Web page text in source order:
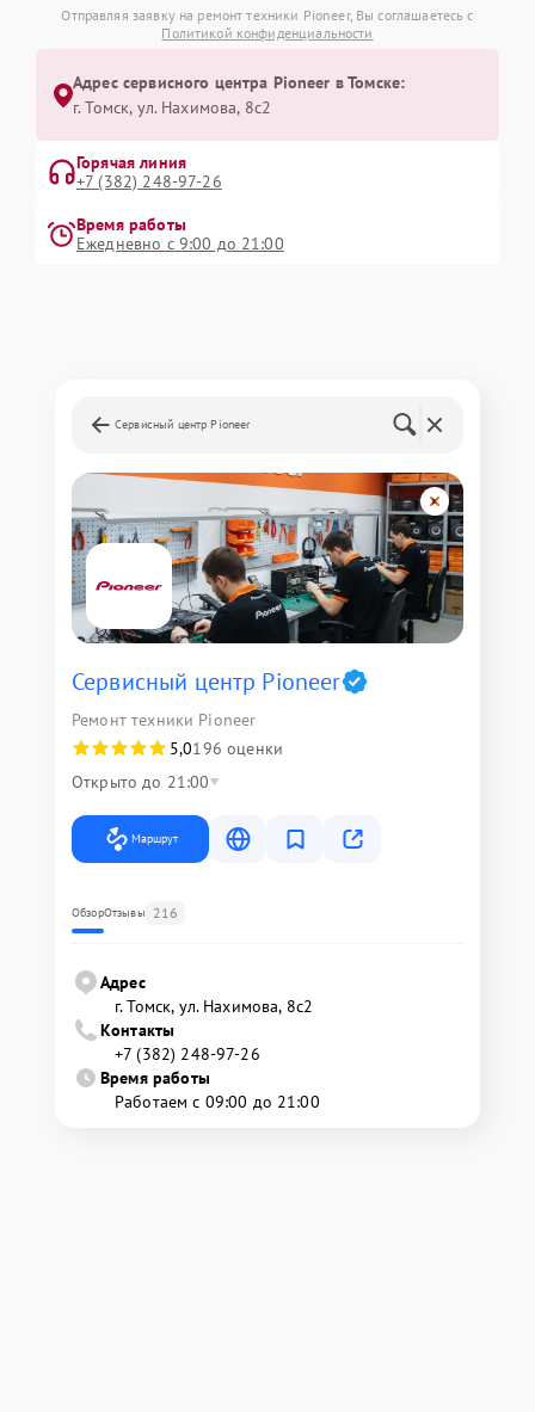
Отправляя заявку на ремонт техники Pioneer, Вы соглашаетесь с
Политикой конфиденциальности
Адрес сервисного центра Pioneer в Томске:
г. Томск, ул. Нахимова, 8с2
Горячая линия
+7 (382) 248-97-26
Время работы
Ежедневно с 9:00 до 21:00
Сервисный центр Pioneer
Сервисный центр Pioneer
Ремонт техники Pioneer
5,0196 оценки
Открыто до 21:00
Маршрут
ОбзорОтзывы 216
Адрес
г. Томск, ул. Нахимова, 8с2
Контакты
+7 (382) 248-97-26
Время работы
Работаем с 09:00 до 21:00